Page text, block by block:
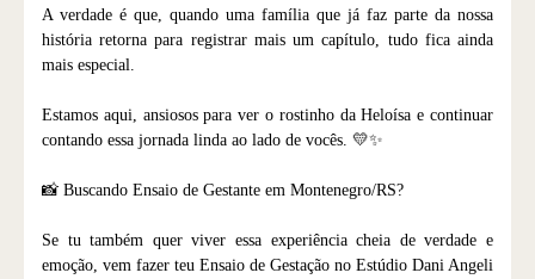
A verdade é que, quando uma família que já faz parte da nossa
história retorna para registrar mais um capítulo, tudo fica ainda
mais especial.
Estamos aqui, ansiosos para ver o rostinho da Heloísa e continuar
contando essa jornada linda ao lado de vocês. 💛✨
📸 Buscando Ensaio de Gestante em Montenegro/RS?
Se tu também quer viver essa experiência cheia de verdade e
emoção, vem fazer teu Ensaio de Gestação no Estúdio Dani Angeli